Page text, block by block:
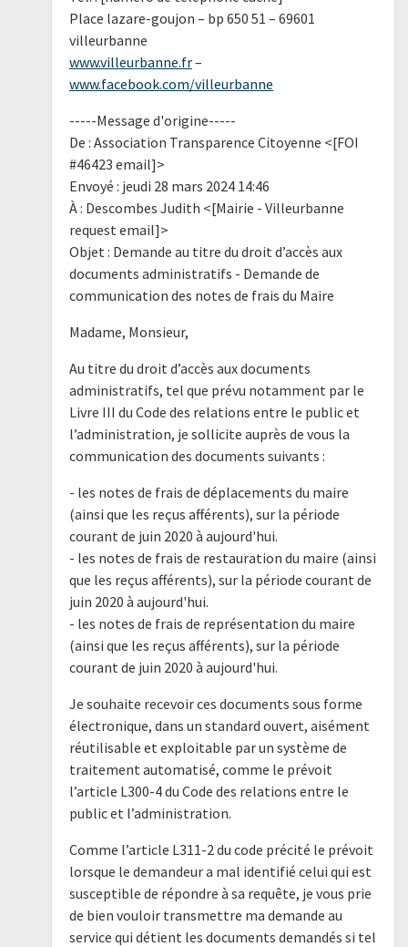
Place lazare-goujon – bp 650 51 – 69601
villeurbanne
www.villeurbanne.fr–
www.facebook.com/villeurbanne
-----Message d'origine-----
De : Association Transparence Citoyenne <[FOI
#46423 email]>
Envoyé : jeudi 28 mars 2024 14:46
À : Descombes Judith <[Mairie - Villeurbanne
request email]>
Objet : Demande au titre du droit d’accès aux
documents administratifs - Demande de
communication des notes de frais du Maire
Madame, Monsieur,
Au titre du droit d’accès aux documents
administratifs, tel que prévu notamment par le
Livre III du Code des relations entre le public et
l’administration, je sollicite auprès de vous la
communication des documents suivants :
- les notes de frais de déplacements du maire
(ainsi que les reçus afférents), sur la période
courant de juin 2020 à aujourd'hui.
- les notes de frais de restauration du maire (ainsi
que les reçus afférents), sur la période courant de
juin 2020 à aujourd'hui.
- les notes de frais de représentation du maire
(ainsi que les reçus afférents), sur la période
courant de juin 2020 à aujourd'hui.
Je souhaite recevoir ces documents sous forme
électronique, dans un standard ouvert, aisément
réutilisable et exploitable par un système de
traitement automatisé, comme le prévoit
l’article L300-4 du Code des relations entre le
public et l’administration.
Comme l’article L311-2 du code précité le prévoit
lorsque le demandeur a mal identifié celui qui est
susceptible de répondre à sa requête, je vous prie
de bien vouloir transmettre ma demande au
service qui détient les documents demandés si tel